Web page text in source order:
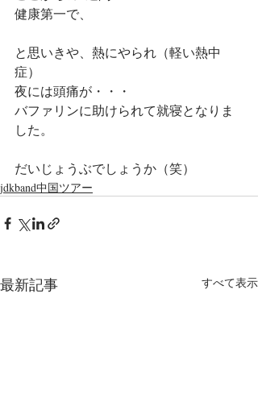
健康第一で、
と思いきや、熱にやられ（軽い熱中
症）
夜には頭痛が・・・
バファリンに助けられて就寝となりま
した。
だいじょうぶでしょうか（笑）
jdkband中国ツアー
最新記事 すべて表示